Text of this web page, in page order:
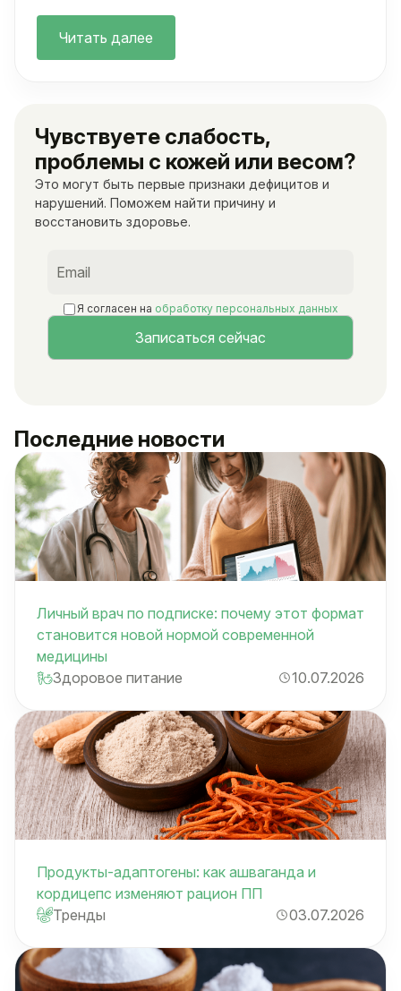
Читать далее
Чувствуете слабость,
проблемы с кожей или весом?
Это могут быть первые признаки дефицитов и
нарушений. Поможем найти причину и
восстановить здоровье.
Я согласен на обработку персональных данных
Последние новости
Личный врач по подписке: почему этот формат
становится новой нормой современной
медицины
Здоровое питание
10.07.2026
Продукты-адаптогены: как ашваганда и
кордицепс изменяют рацион ПП
Тренды
03.07.2026